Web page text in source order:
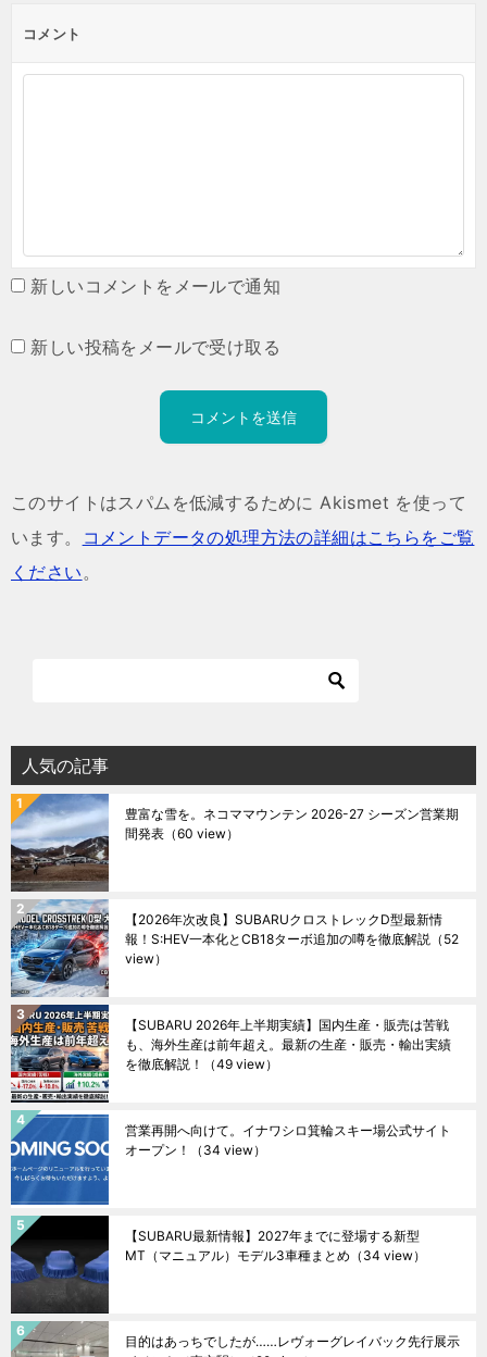
コメント
新しいコメントをメールで通知
新しい投稿をメールで受け取る
このサイトはスパムを低減するために Akismet を使って
います。
コメントデータの処理方法の詳細はこちらをご覧
ください。
人気の記事
豊富な雪を。ネコママウンテン 2026-27 シーズン営業期
間発表 （60 view）
【2026年次改良】SUBARUクロストレックD型最新情
報！S:HEV一本化とCB18ターボ追加の噂を徹底解説 （52
view）
【SUBARU 2026年上半期実績】国内生産・販売は苦戦
も、海外生産は前年超え。最新の生産・販売・輸出実績
を徹底解説！
（49 view）
営業再開へ向けて。イナワシロ箕輪スキー場公式サイト
オープン！
（34 view）
【SUBARU最新情報】2027年までに登場する新型
MT（マニュアル）モデル3車種まとめ （34 view）
目的はあっちでしたが……レヴォーグレイバック先行展示